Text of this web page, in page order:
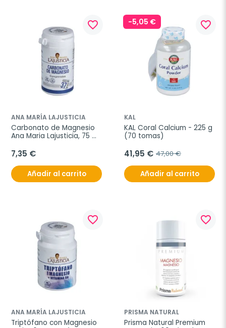
favorite_border
ANA MARÍA LAJUSTICIA
Carbonato de Magnesio
Ana Maria Lajusticia, 75
7,35 €
Añadir al carrito
-5,05 € favorite_border
KAL
KAL Coral Calcium - 225 g
(70 tomas)
41,95 € 47,00 €
Añadir al carrito
favorite_border
ANA MARÍA LAJUSTICIA
Triptófano con Magnesio
favorite_border
PRISMA NATURAL
Prisma Natural Premium